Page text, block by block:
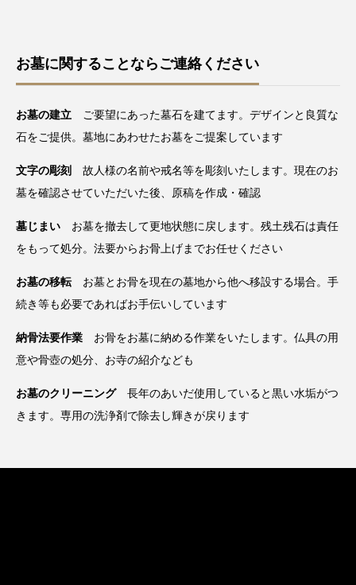
お墓に関することならご連絡ください
お墓の建立 ご要望にあった墓石を建てます。デザインと良質な
石をご提供。墓地にあわせたお墓をご提案しています
文字の彫刻 故人様の名前や戒名等を彫刻いたします。現在のお
墓を確認させていただいた後、原稿を作成・確認
墓じまい お墓を撤去して更地状態に戻します。残土残石は責任
をもって処分。法要からお骨上げまでお任せください
お墓の移転お墓とお骨を現在の墓地から他へ移設する場合。手
続き等も必要であればお手伝いしています
納骨法要作業 お骨をお墓に納める作業をいたします。仏具の用
意や骨壺の処分、お寺の紹介なども
お墓のクリーニング長年のあいだ使用していると黒い水垢がつ
きます。専用の洗浄剤で除去し輝きが戻ります